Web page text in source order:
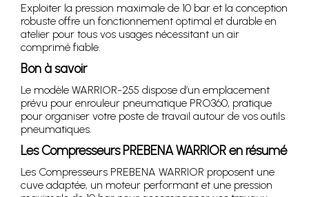
Exploiter la pression maximale de 10 bar et la conception
robuste offre un fonctionnement optimal et durable en
atelier pour tous vos usages nécessitant un air
comprimé fiable.
Bon à savoir
Le modèle WARRIOR-255 dispose d’un emplacement
prévu pour enrouleur pneumatique PRO360, pratique
pour organiser votre poste de travail autour de vos outils
pneumatiques.
Les Compresseurs PREBENA WARRIOR en résumé
Les Compresseurs PREBENA WARRIOR proposent une
cuve adaptée, un moteur performant et une pression